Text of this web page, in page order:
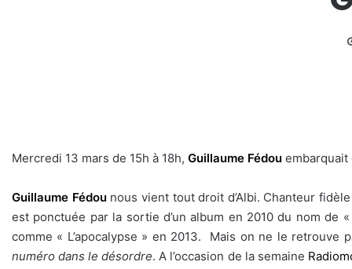
Mercredi 13 mars de 15h à 18h, Guillaume Fédou
Guillaume Fédounous vient tout droit d’Albi. Chanteur
est ponctuée par la sortie d’un album en 2010 du nom de
comme « L’apocalypse » en 2013. Mais on ne le retrouve
numéro dans le désordre. A l’occasion de la semaine